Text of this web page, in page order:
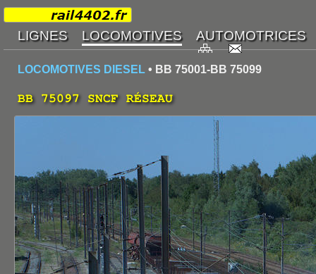
LOCOMOTIVES DIESEL • BB 75001-BB 75099
BB 75097 SNCF RÉSEAU